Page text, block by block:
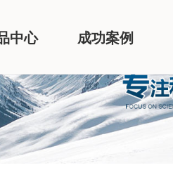
中心 成功案例